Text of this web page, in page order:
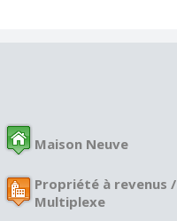
Maison Neuve
Propriété à revenus /
Multiplexe